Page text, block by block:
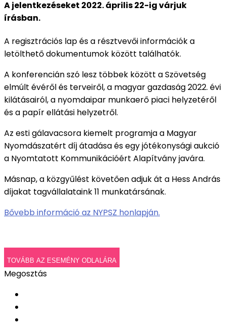
A jelentkezéseket 2022. április 22-ig várjuk
írásban.
A regisztrációs lap és a résztvevői információk a
letölthető dokumentumok között találhatók.
A konferencián szó lesz többek között a Szövetség
elmúlt évéről és terveiről, a magyar gazdaság 2022. évi
kilátásairól, a nyomdaipar munkaerő piaci helyzetéről
és a papír ellátási helyzetről.
Az esti gálavacsora kiemelt programja a Magyar
Nyomdászatért díj átadása és egy jótékonysági aukció
a Nyomtatott Kommunikációért Alapítvány javára.
Másnap, a közgyűlést követően adjuk át a Hess András
díjakat tagvállalataink 11 munkatársának.
Bővebb információ az NYPSZ honlapján.
TOVÁBB AZ ESEMÉNY ODLALÁRA
Megosztás